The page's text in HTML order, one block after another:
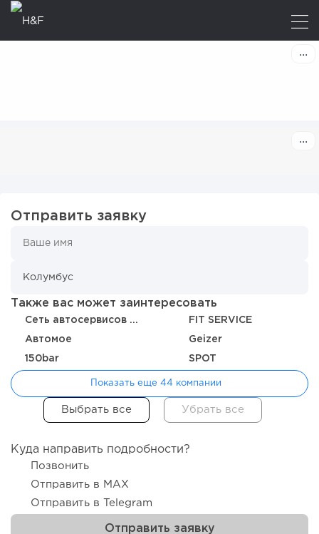
Отправить заявку
Также вас может заинтересовать
Сеть автосервисов REAKTOR FIT SERVICE
Автомое Geizer
150bar SPOT
Показать еще 44 компании
Куда направить подробности?
Позвонить
Отправить в MAX
Отправить в Telegram